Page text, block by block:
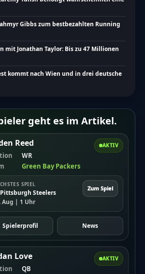
Gibbs zum bestbezahlten Running
mit Jonathan Taylor: Bis zu 47 Millionen
kommt nach Wien und in drei deutsche
geht es im Artikel.
AKTIV
Reed
WR
Green Bay Packers
SPIEL
Steelers
Aug | 1 Uhr
Zum Spiel
Spielerprofil News
AKTIV
Love
QB